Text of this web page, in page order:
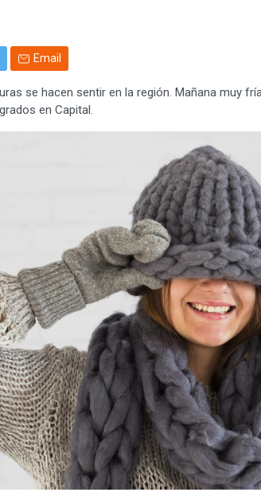
Email
se hacen sentir en la región. Mañana muy
en Capital.